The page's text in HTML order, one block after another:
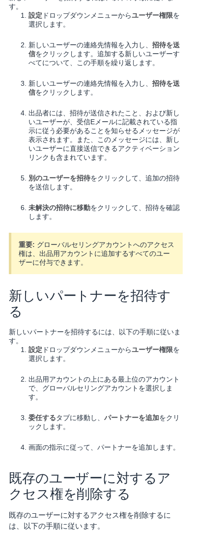
す。
設定 ドロップダウンメニューからユーザー権限を
選択します。
新しいユーザーの連絡先情報を入力し、 招待を送
信をクリックします。追加する新しいユーザーす
べてについて、この手順を繰り返します。
新しいユーザーの連絡先情報を入力し、 招待を送
信をクリックします。
出品者には、招待が送信されたこと、および新し
いユーザーが、受信Eメールに記載されている指
示に従う必要があることを知らせるメッセージが
表示されます。また、このメッセージには、新し
いユーザーに直接送信できるアクティベーション
リンクも含まれています。
別のユーザーを招待をクリックして、追加の招待
を送信します。
未解決の招待に移動をクリックして、招待を確認
します。
重要: グローバルセリングアカウントへのアクセス
権は、出品用アカウントに追加するすべてのユー
ザーに付与できます。
新しいパートナーを招待す
る
新しいパートナーを招待するには、以下の手順に従いま
す。
設定 ドロップダウンメニューからユーザー権限を
選択します。
出品用アカウントの上にある最上位のアカウント
で、グローバルセリングアカウントを選択しま
す。
委任するタブに移動し、 パートナーを追加をクリ
ックします。
画面の指示に従って、パートナーを追加します。
既存のユーザーに対するア
クセス権を削除する
既存のユーザーに対するアクセス権を削除するに
は、以下の手順に従います。